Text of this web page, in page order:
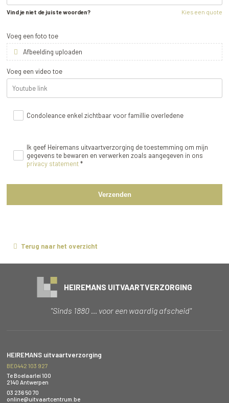
Vind je niet de juiste woorden? Kies een quote
Voeg een foto toe
Afbeelding uploaden
Voeg een video toe
Condoleance enkel zichtbaar voor famillie overledene
Ik geef Heiremans uitvaartverzorging de toestemming om mijn
gegevens te bewaren en verwerken zoals aangegeven in ons
privacy statement*
Verzenden
Terug naar het overzicht
HEIREMANS UITVAARTVERZORGING
"Sinds 1880 … voor een waardig afscheid"
HEIREMANS uitvaartverzorging
BE0442 103 927
Te Boelaarlei 100
2140 Antwerpen
03 236 50 70
online@uitvaartcentrum.be